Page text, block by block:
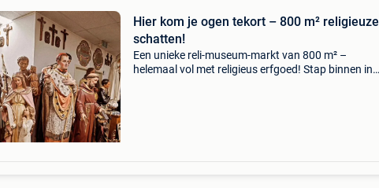
Hier kom je ogen tekort – 800 m² religieuze
schatten!
Een unieke reli-museum-markt van 800 m² –
helemaal vol met religieus erfgoed! Stap binnen in